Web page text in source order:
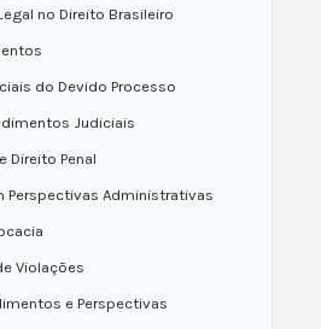
no Direito Brasileiro
do Devido Processo
Judiciais
Direito Penal
Perspectivas Administrativas
Violações
e Perspectivas